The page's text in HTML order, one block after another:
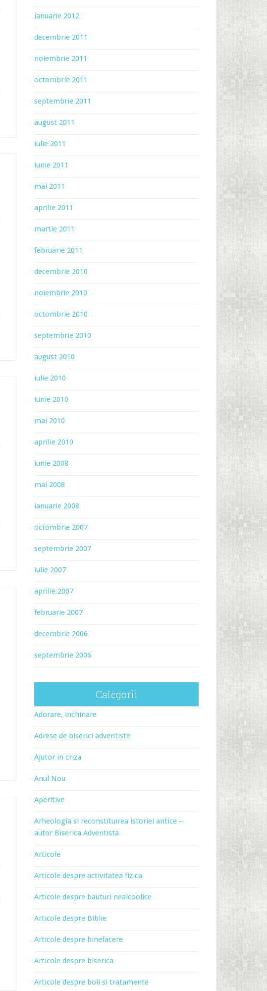
ianuarie 2012
decembrie 2011
noiembrie 2011
octombrie 2011
septembrie 2011
august 2011
iulie 2011
iunie 2011
mai 2011
aprilie 2011
martie 2011
februarie 2011
decembrie 2010
noiembrie 2010
octombrie 2010
septembrie 2010
august 2010
iulie 2010
iunie 2010
mai 2010
aprilie 2010
iunie 2008
mai 2008
ianuarie 2008
octombrie 2007
septembrie 2007
iulie 2007
aprilie 2007
februarie 2007
decembrie 2006
septembrie 2006
Categorii
Adorare, inchinare
Adrese de biserici adventiste
Ajutor in criza
Anul Nou
Aperitive
Arheologia si reconstituirea istoriei antice –
autor Biserica Adventista
Articole
Articole despre activitatea fizica
Articole despre bauturi nealcoolice
Articole despre Biblie
Articole despre binefacere
Articole despre biserica
Articole despre boli si tratamente